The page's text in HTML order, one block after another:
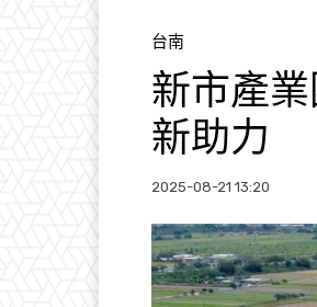
台南
新市產
新助力
2025-08-21 13:20